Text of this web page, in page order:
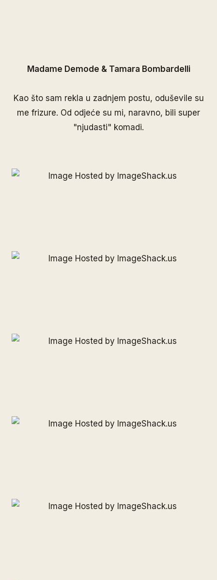
Madame Demode & Tamara Bombardelli
Kao što sam rekla u zadnjem postu, oduševile su
me frizure. Od odjeće su mi, naravno, bili super
"njudasti" komadi.